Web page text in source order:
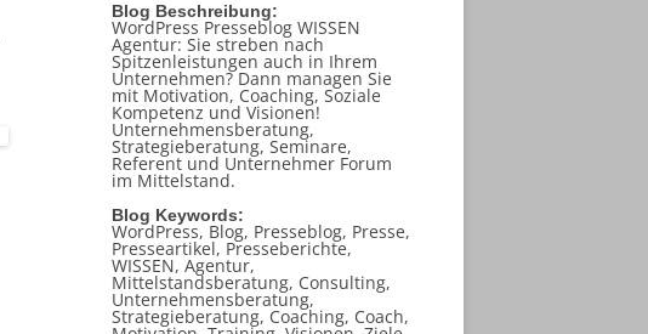
Blog Beschreibung:
WordPress Presseblog WISSEN
Agentur: Sie streben nach
Spitzenleistungen auch in Ihrem
Unternehmen? Dann managen Sie
mit Motivation, Coaching, Soziale
Kompetenz und Visionen!
Unternehmensberatung,
Strategieberatung, Seminare,
Referent und Unternehmer Forum
im Mittelstand.
Blog Keywords:
WordPress, Blog, Presseblog, Presse,
Presseartikel, Presseberichte,
WISSEN, Agentur,
Mittelstandsberatung, Consulting,
Unternehmensberatung,
Strategieberatung, Coaching, Coach,